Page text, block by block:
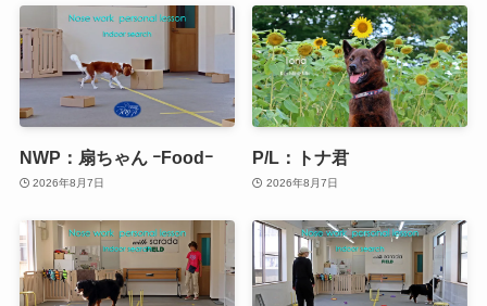
NWP：扇ちゃん ｰFoodｰ
2026年8月7日
P/L：トナ君
2026年8月7日